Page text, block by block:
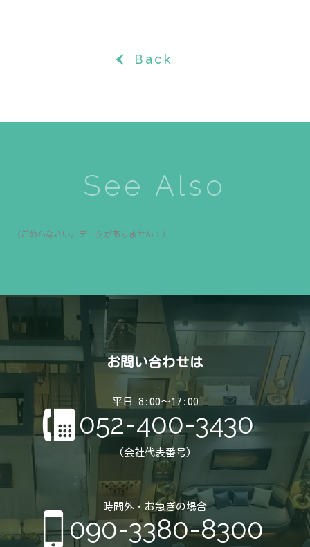
‹ Back
See Also
（ごめんなさい。データがありません；）
お問い合わせは
平日 8:00～17:00
052-400-3430
(会社代表番号)
時間外・お急ぎの場合
090-3380-8300